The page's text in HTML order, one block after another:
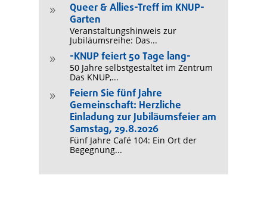
9
Queer & Allies-Treff im KNUP-
Garten
Veranstaltungshinweis zur
Jubiläumsreihe: Das...
9 -KNUP feiert 50 Tage lang-
50 Jahre selbstgestaltet im Zentrum
Das KNUP,...
9
Feiern Sie fünf Jahre
Gemeinschaft: Herzliche
Einladung zur Jubiläumsfeier am
Samstag, 29.8.2026
Fünf Jahre Café 104: Ein Ort der
Begegnung...